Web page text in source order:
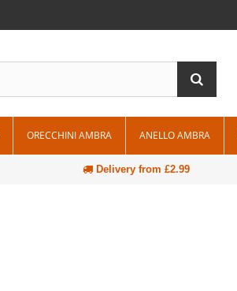
ORECCHINI AMBRA ANELLO AMBRA
Delivery from £2.99